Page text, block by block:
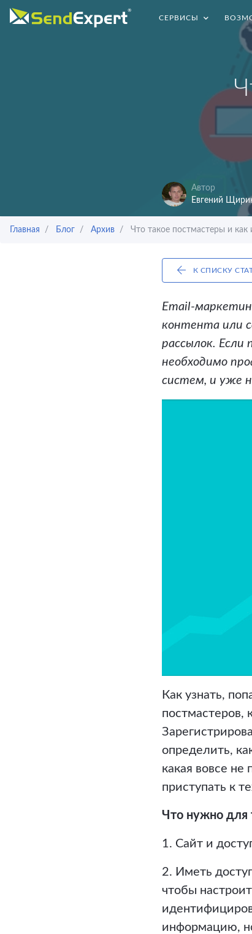
СЕРВИСЫ
Автор
Евгений
Главная Блог Архив Что такое постмастеры и как
К СПИСКУ
Email-
контента или
рассылок. Если
необходимо
систем, и уже
Как узнать,
постмастеров,
определить,
какая вовсе
приступать к
Что нужно для
1. Сайт и
2. Иметь
чтобы
информацию,